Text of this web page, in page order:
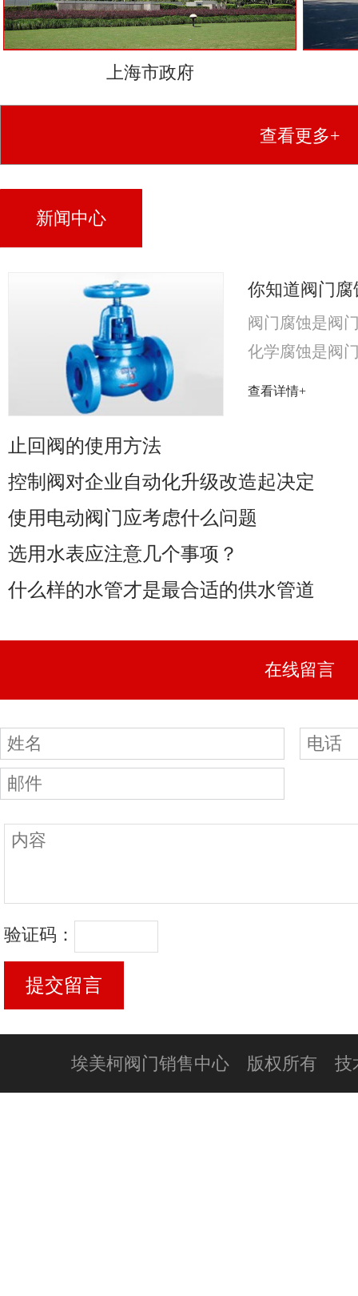
上海市政府
查看更多+
新闻中心
你知道阀门
阀门腐蚀是阀
化学腐蚀是阀
率取决于阀门
查看详情+
止回阀的使用方法
控制阀对企业自动化升级改造起决定
使用电动阀门应考虑什么问题
选用水表应注意几个事项？
什么样的水管才是最合适的供水管道
在线留言
验证码：
埃美柯阀门销售中心 版权所有 技